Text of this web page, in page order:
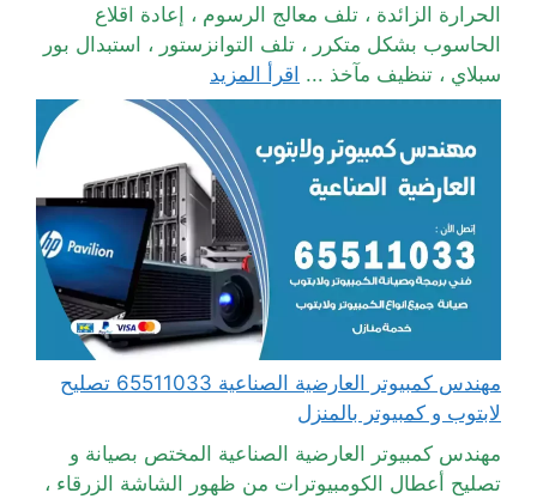
الحرارة الزائدة ، تلف معالج الرسوم ، إعادة اقلاع
الحاسوب بشكل متكرر ، تلف التوانزستور ، استبدال بور
سبلاي ، تنظيف مآخذ ... اقرأ المزيد
مهندس كمبيوتر العارضية الصناعية 65511033 تصليح
لابتوب و كمبيوتر بالمنزل
مهندس كمبيوتر العارضية الصناعية المختص بصيانة و
تصليح أعطال الكومبيوترات من ظهور الشاشة الزرقاء ،